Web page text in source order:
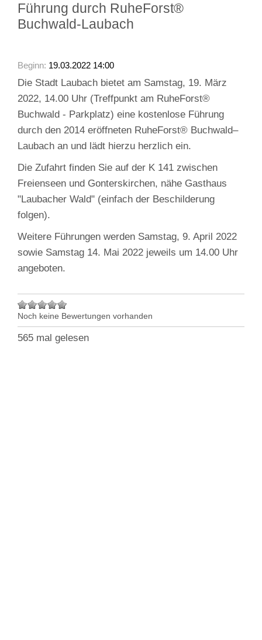
Führung durch RuheForst®
Buchwald-Laubach
Beginn: 19.03.2022 14:00
Die Stadt Laubach bietet am Samstag, 19. März
2022, 14.00 Uhr (Treffpunkt am RuheForst®
Buchwald - Parkplatz) eine kostenlose Führung
durch den 2014 eröffneten RuheForst® Buchwald–
Laubach an und lädt hierzu herzlich ein.
Die Zufahrt finden Sie auf der K 141 zwischen
Freienseen und Gonterskirchen, nähe Gasthaus
"Laubacher Wald" (einfach der Beschilderung
folgen).
Weitere Führungen werden Samstag, 9. April 2022
sowie Samstag 14. Mai 2022 jeweils um 14.00 Uhr
angeboten.
Noch keine Bewertungen vorhanden
565 mal gelesen